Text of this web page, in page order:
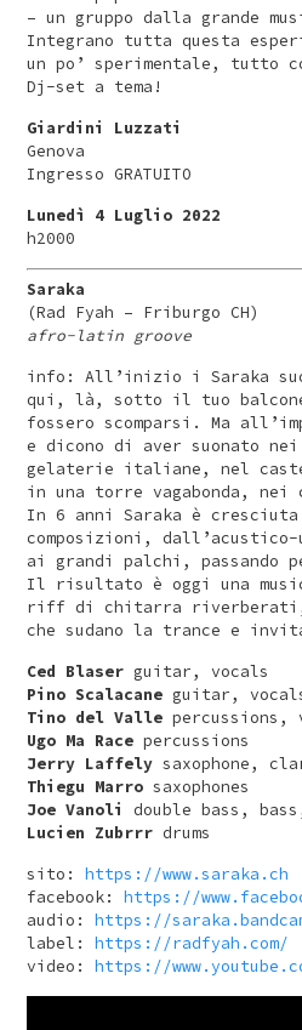
– un gruppo dalla grande
Integrano tutta questa
un po’ sperimentale, tutto
Dj-set a tema!
Giardini Luzzati
Genova
Ingresso GRATUITO
Lunedì 4 Luglio 2022
h2000
Saraka
(Rad Fyah – Friburgo CH)
afro-latin groove
info: All’inizio i Saraka
qui, là, sotto il tuo balcone
fossero scomparsi. Ma
e dicono di aver suonato
gelaterie italiane, nel
in una torre vagabonda,
In 6 anni Saraka è
composizioni,
ai grandi palchi, passando
Il risultato è oggi una
riff di chitarra riverberati,
che sudano la trance e
Ced Blaserguitar, vocals
Pino Scalacaneguitar,
Tino del Vallepercussions,
Ugo Ma Racepercussions
Jerry Laffelysaxophone,
Thiegu Marrosaxophones
Joe Vanoli
double bass,
Lucien Zubrrrdrums
sito: https://www.saraka.ch
facebook: https://
audio: https://
label: https://radfyah.com/
video: https://